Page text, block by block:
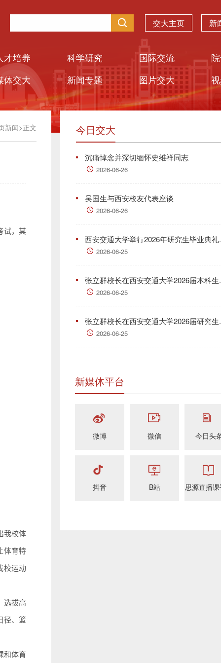
交大主页 新
才培养 科学研究 国际交流
体交大
新闻专题 图片交大
新闻>正文
试，其
我校体
体育特
校运动
选拔高
径、篮
和体育
今日交大
沉痛悼念并深切缅怀史维祥同志
2026-06-26
吴国生与西安校友代表座谈
2026-06-26
西安交通大学举行2026年研究生毕业典礼
2026-06-25
张立群校长在西安交通大学2026届本科生
2026-06-25
张立群校长在西安交通大学2026届研究生
2026-06-25
新媒体平台
微博 微信 今日头
抖音 B站 思源直播